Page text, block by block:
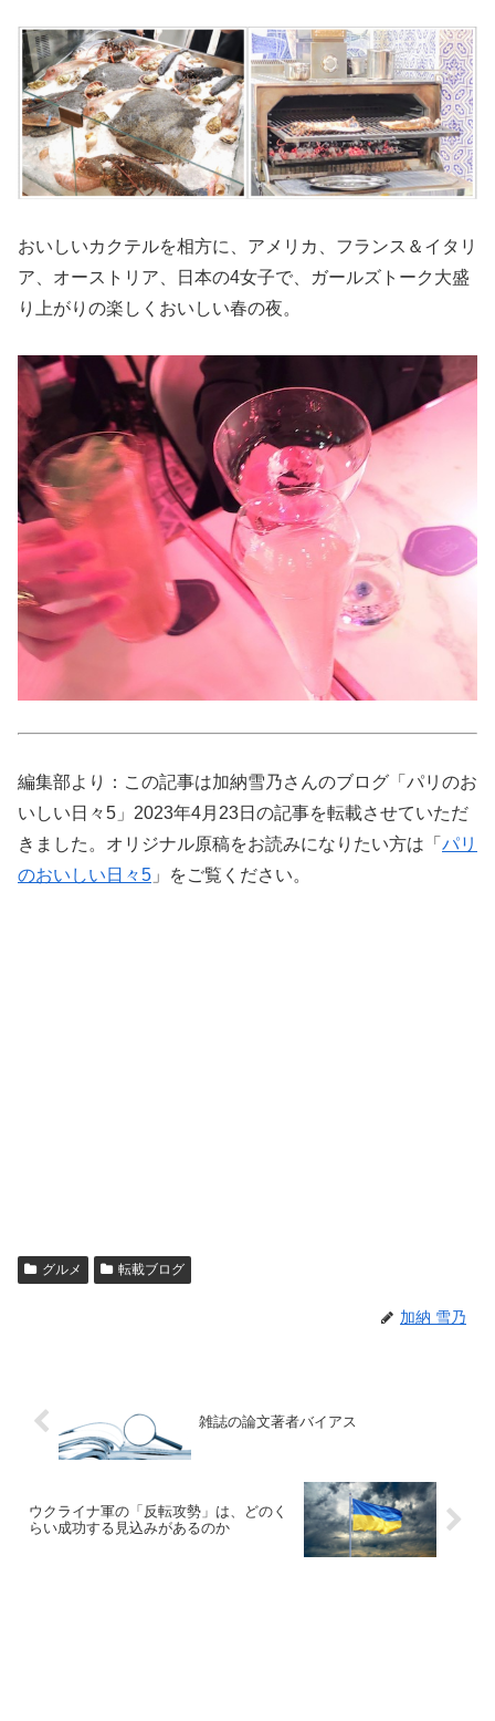
おいしいカクテルを相方に、アメリカ、フランス＆イタリ
ア、オーストリア、日本の4女子で、ガールズトーク大盛
り上がりの楽しくおいしい春の夜。
編集部より：この記事は加納雪乃さんのブログ「パリのお
いしい日々5」2023年4月23日の記事を転載させていただ
きました。オリジナル原稿をお読みになりたい方は「 パリ
のおいしい日々5 」をご覧ください。
グルメ 転載ブログ
加納 雪乃
雑誌の論文著者バイアス
ウクライナ軍の「反転攻勢」は、どのく
らい成功する見込みがあるのか